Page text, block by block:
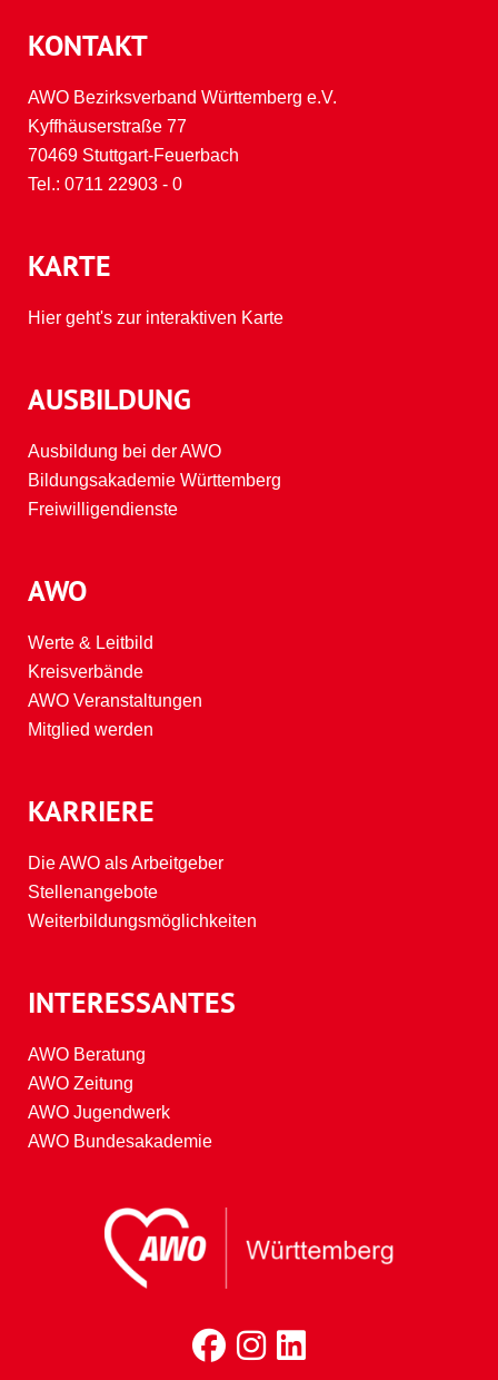
AUSBILDUNG
Ausbildung bei der AWO
Bildungsakademie Württemberg
Freiwilligendienste
AWO
Werte & Leitbild
Kreisverbände
AWO Veranstaltungen
Mitglied werden
KONTAKT
AWO Bezirksverband Württemberg e.V.
Kyffhäuserstraße 77
70469 Stuttgart-Feuerbach
Tel.: 0711 22903 - 0
KARRIERE
Die AWO als Arbeitgeber
Stellenangebote
Weiterbildungsmöglichkeiten
INTERESSANTES
AWO Beratung
AWO Zeitung
AWO Jugendwerk
AWO Bundesakademie
KARTE
Hier geht's zur interaktiven Karte